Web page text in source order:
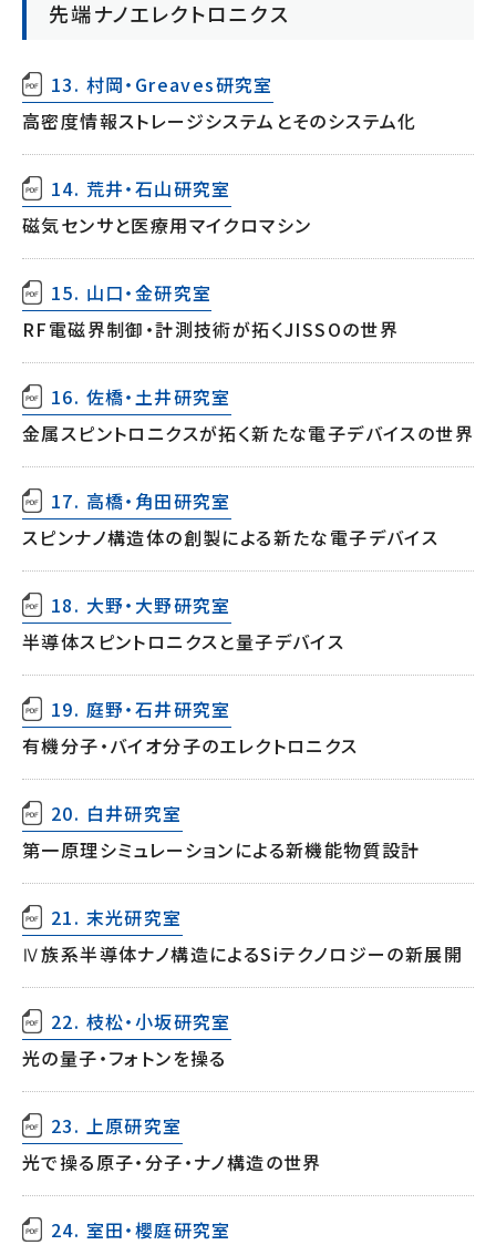
先端ナノエレクトロニクス
13. 村岡・Greaves研究室
高密度情報ストレージシステムとそのシステム化
14. 荒井・石山研究室
磁気センサと医療用マイクロマシン
15. 山口・金研究室
RF電磁界制御・計測技術が拓くJISSOの世界
16. 佐橋・土井研究室
金属スピントロニクスが拓く新たな電子デバイスの世界
17. 高橋・角田研究室
スピンナノ構造体の創製による新たな電子デバイス
18. 大野・大野研究室
半導体スピントロニクスと量子デバイス
19. 庭野・石井研究室
有機分子・バイオ分子のエレクトロニクス
20. 白井研究室
第一原理シミュレーションによる新機能物質設計
21. 末光研究室
Ⅳ族系半導体ナノ構造によるSiテクノロジーの新展開
22. 枝松・小坂研究室
光の量子・フォトンを操る
23. 上原研究室
光で操る原子・分子・ナノ構造の世界
24. 室田・櫻庭研究室